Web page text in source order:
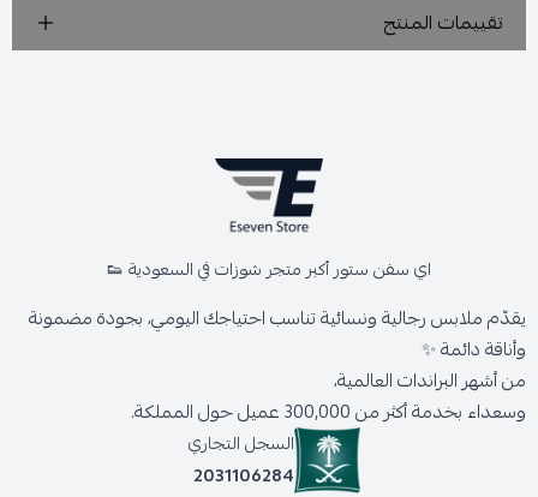
تقييمات المنتج
اي سفن ستور أكبر متجر شوزات في السعودية 👟
يقدّم ملابس رجالية ونسائية تناسب احتياجك اليومي، بجودة مضمونة
وأناقة دائمة ✨
من أشهر البراندات العالمية،
وسعداء بخدمة أكثر من 300,000 عميل حول المملكة.
السجل التجاري
2031106284